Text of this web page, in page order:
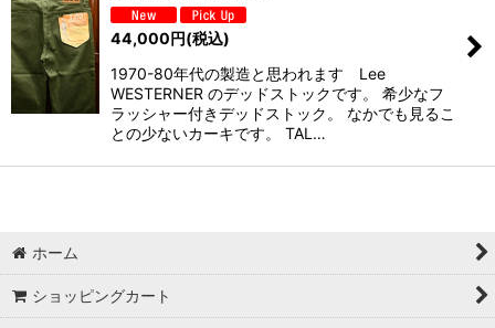
44,000円(税込)
1970-80年代の製造と思われます Lee
WESTERNER のデッドストックです。 希少なフ
ラッシャー付きデッドストック。 なかでも見るこ
との少ないカーキです。 TAL…
ホーム
ショッピングカート